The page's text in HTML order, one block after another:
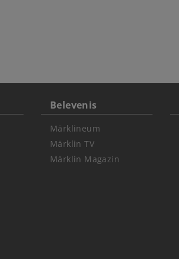
Belevenis
Märklineum
Märklin TV
Märklin Magazin